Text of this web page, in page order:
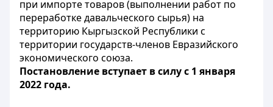
при импорте товаров (выполнении работ по
переработке давальческого сырья) на
территорию Кыргызской Республики с
территории государств-членов Евразийского
экономического союза.
Постановление вступает в силу с 1 января
2022 года.